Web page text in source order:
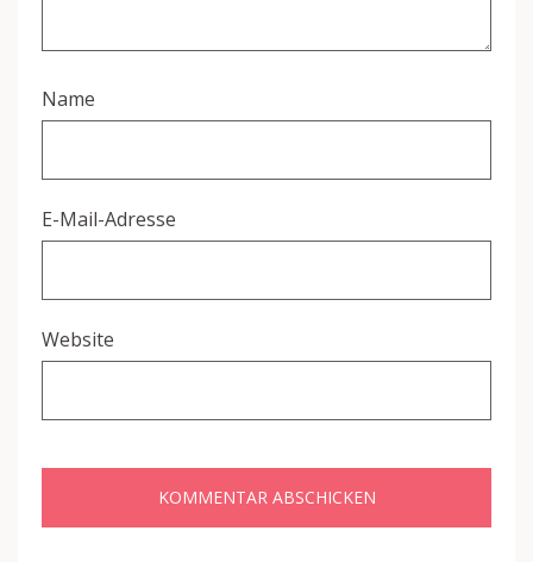
Name
E-Mail-Adresse
Website